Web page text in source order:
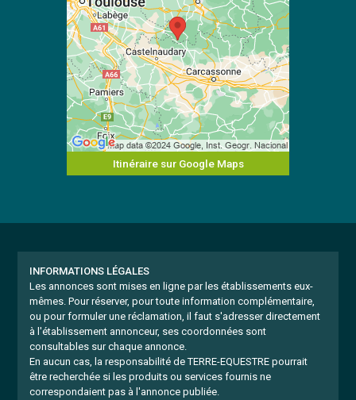
Itinéraire sur Google Maps
INFORMATIONS LÉGALES
Les annonces sont mises en ligne par les établissements eux-
mêmes. Pour réserver, pour toute information complémentaire,
ou pour formuler une réclamation, il faut s'adresser directement
à l'établissement annonceur, ses coordonnées sont
consultables sur chaque annonce.
En aucun cas, la responsabilité de TERRE-EQUESTRE pourrait
être recherchée si les produits ou services fournis ne
correspondaient pas à l'annonce publiée.